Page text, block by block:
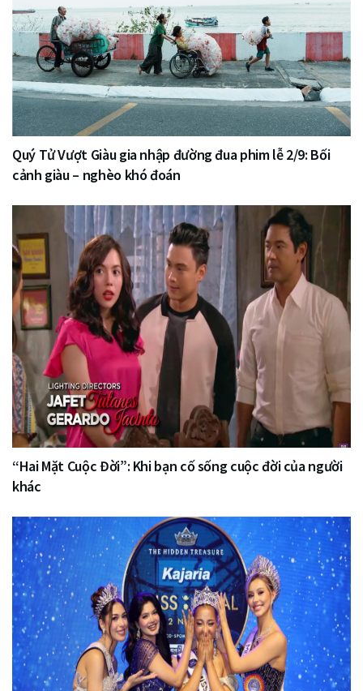
Quý Tử Vượt Giàu gia nhập đường đua phim lễ 2/9: Bối
cảnh giàu – nghèo khó đoán
“Hai Mặt Cuộc Đời”: Khi bạn cố sống cuộc đời của người
khác